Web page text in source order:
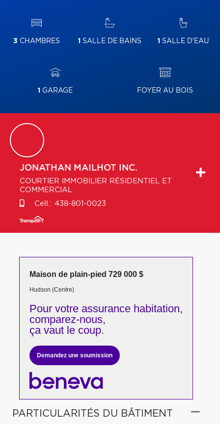
3 CHAMBRES 1 SALLE DE BAINS 1 SALLE D'EAU
1 GARAGE FOYER AU BOIS
JONATHAN MAILHOT INC.
COURTIER IMMOBILIER RÉSIDENTIEL ET
COMMERCIAL
Cell.: 438-801-0023
Maison de plain-pied 729 000 $
Hudson (Centre)
Pour votreassurance habitation,
comparez-nous,
ça vaut le coup.
Demandez une soumission
PARTICULARITÉS DU BÂTIMENT